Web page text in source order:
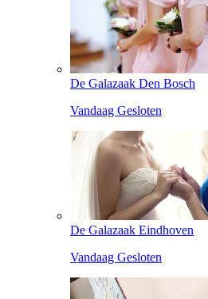
De Galazaak Den Bosch
Vandaag Gesloten
De Galazaak Eindhoven
Vandaag Gesloten